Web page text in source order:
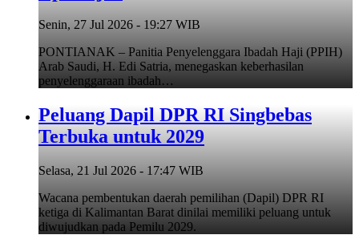
Senin, 27 Jul 2026 - 19:27 WIB
PONTIANAK – Panitia Penyelenggara Ibadah Haji (PPIH)
Arab Saudi, H. Edi Satria, menegaskan keberhasilan
penyelenggaraan ibadah…
Peluang Dapil DPR RI Singbebas
Terbuka untuk 2029
Selasa, 21 Jul 2026 - 17:47 WIB
Wacana pembentukan daerah pemilihan (Dapil) DPR RI
ketiga di Kalimantan Barat dinilai memiliki peluang untuk
diwujudkan pada Pemilu 2029.